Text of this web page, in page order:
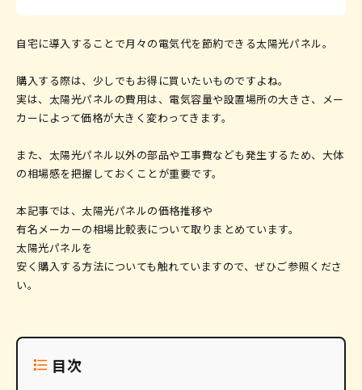
Webでお問い合わせ
自宅に導入することで月々の電気代を節約できる太陽光パネル。
購入する際は、 少しでもお得に買いたいものですよね。
実は、太陽光パネルの費用は、電気容量や設置場所の大きさ、メー
カーによって価格が大きく変わってきます。
また、太陽光パネル以外の部品や工事費なども発生するため、大体
の相場感を把握しておくことが重要です。
本記事では、太陽光パネルの価格推移や
有名メーカーの相場比較表について取りまとめています。
太陽光パネルを
安く購入する方法についても触れていますので、ぜひご参照くださ
い。
目次